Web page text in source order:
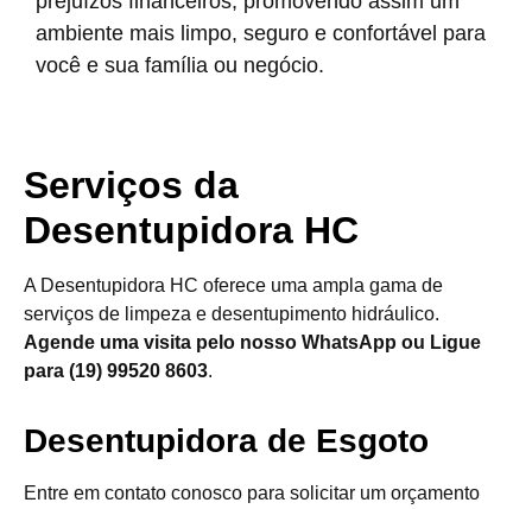
ambiente mais limpo, seguro e confortável para
você e sua família ou negócio.
Serviços da
Desentupidora HC
A Desentupidora HC oferece uma ampla gama de
serviços de limpeza e desentupimento hidráulico.
Agende uma visita pelo nosso WhatsApp ou Ligue
para (19) 99520 8603.
Desentupidora de Esgoto
Entre em contato conosco para solicitar um orçamento